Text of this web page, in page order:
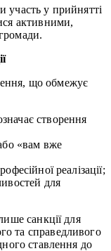
участь у прийнятті
активними,
що обмежує
створення
«вам вже
реалізації;
для
санкції для
та справедливого
ставлення до